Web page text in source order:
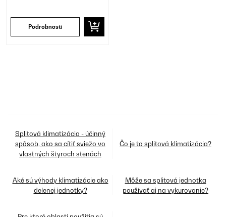
Podrobnosti
Splitová klimatizácia - účinný
spôsob, ako sa cítiť sviežo vo
vlastných štyroch stenách
Čo je to splitová klimatizácia?
Aké sú výhody klimatizácie ako
delenej jednotky?
Môže sa splitová jednotka
používať aj na vykurovanie?